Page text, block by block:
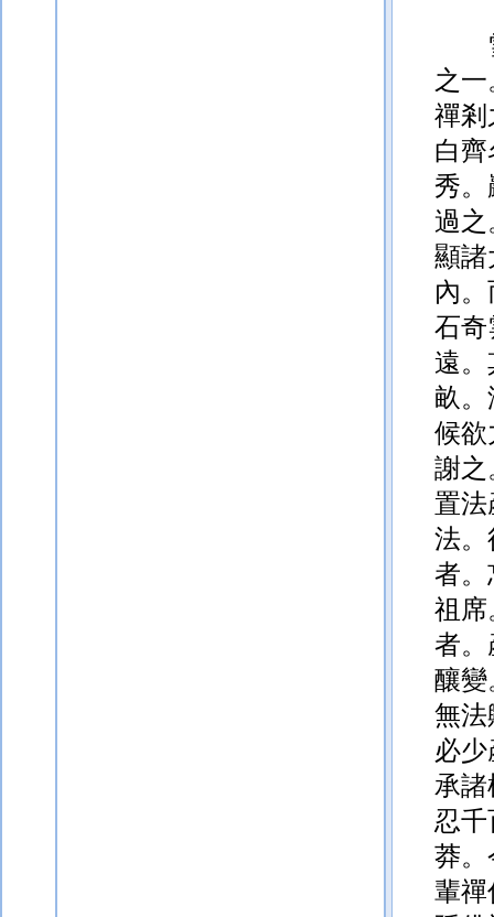
之
禪剎
白齊
秀
過之
顯諸
內。
石奇
遠。
畝
候欲
謝之
置法
法。
者。
祖席
者。
釀變
無法
必
承諸
忍
莽。
輩禪